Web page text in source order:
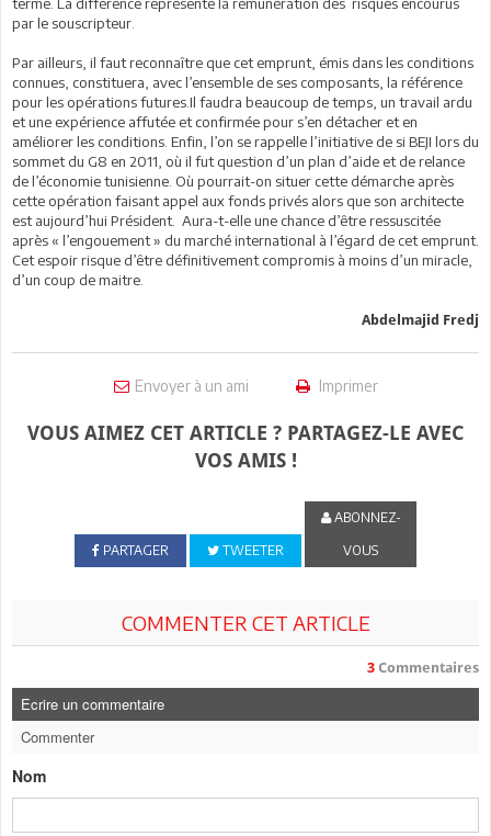
par le souscripteur.
Par ailleurs, il faut reconnaître que cet emprunt, émis dans les conditions
connues, constituera, avec l’ensemble de ses composants, la référence
pour les opérations futures.Il faudra beaucoup de temps, un travail ardu
et une expérience affutée et confirmée pour s’en détacher et en
améliorer les conditions. Enfin, l’on se rappelle l’initiative de si BEJI lors du
sommet du G8 en 2011, où il fut question d’un plan d’aide et de relance
de l’économie tunisienne. Où pourrait-on situer cette démarche après
cette opération faisant appel aux fonds privés alors que son architecte
est aujourd’hui Président. Aura-t-elle une chance d’être ressuscitée
après « l’engouement » du marché international à l’égard de cet emprunt.
Cet espoir risque d’être définitivement compromis à moins d’un miracle,
d’un coup de maitre.
Abdelmajid Fredj
Envoyer à un ami Imprimer
VOUS AIMEZ CET ARTICLE ? PARTAGEZ-LE AVEC
VOS AMIS !
PARTAGER TWEETER
ABONNEZ-
VOUS
COMMENTER CET ARTICLE
3 Commentaires
Ecrire un commentaire
Commenter
Nom